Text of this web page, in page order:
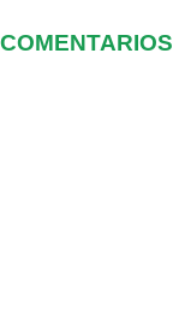
COMENTARIOS